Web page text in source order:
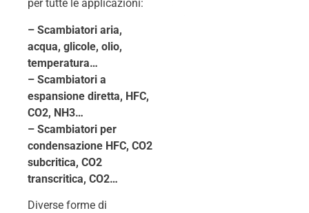
per tutte le applicazioni:
– Scambiatori aria,
acqua, glicole, olio,
temperatura…
– Scambiatori a
espansione diretta, HFC,
CO2, NH3…
– Scambiatori per
condensazione HFC, CO2
subcritica, CO2
transcritica, CO2…
Diverse forme di